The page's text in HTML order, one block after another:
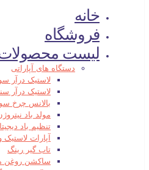
خانه
فروشگاه
لیست
دستگاه های آپاراتی
لاستیک درآر
لاستیک درآر
بالانس چرخ
مولد باد
تنظیم باد
آپارات
تاب گیر رینگ
ساکشن روغن